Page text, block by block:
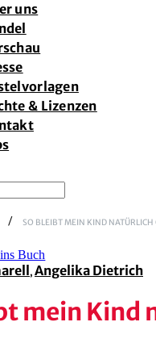
uns
& Lizenzen
SO BLEIBT MEIN KIND NATÜRLICH
Buch
, Angelika Dietrich
mein Kind